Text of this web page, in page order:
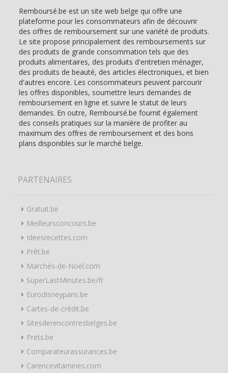
Remboursé.be est un site web belge qui offre une
plateforme pour les consommateurs afin de découvrir
des offres de remboursement sur une variété de produits.
Le site propose principalement des remboursements sur
des produits de grande consommation tels que des
produits alimentaires, des produits d'entretien ménager,
des produits de beauté, des articles électroniques, et bien
d'autres encore. Les consommateurs peuvent parcourir
les offres disponibles, soumettre leurs demandes de
remboursement en ligne et suivre le statut de leurs
demandes. En outre, Remboursé.be fournit également
des conseils pratiques sur la manière de profiter au
maximum des offres de remboursement et des bons
plans disponibles sur le marché belge.
PARTENAIRES
Gratuit.be
Meilleursconcours.be
Ideesrecettes.com
Prêt.be
Marchés-de-Noël.com
SuperLastMinutes.be/fr
Eurodisneyparis.be
Cartes-de-crédit.be
Sitesderencontresbelges.be
Prets.be
Comparateurassurances.be
Carencevitamines.com